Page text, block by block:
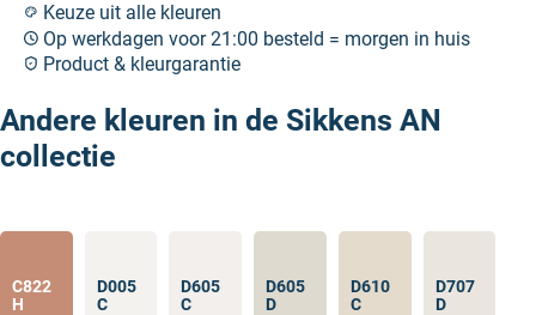
Keuze uit alle kleuren
Op werkdagen voor 21:00 besteld = morgen in huis
Product & kleurgarantie
Andere kleuren in de Sikkens AN
collectie
C822
H
D005
C
D605
C
D605
D
D610
C
D707
D